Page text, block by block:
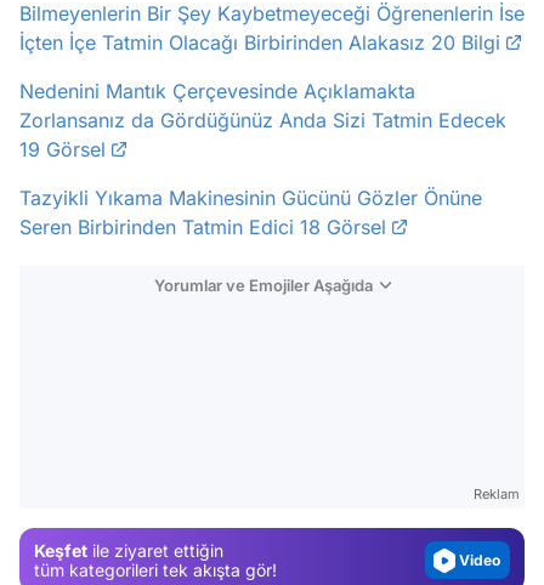
Bilmeyenlerin Bir Şey Kaybetmeyeceği Öğrenenlerin İse
İçten İçe Tatmin Olacağı Birbirinden Alakasız 20 Bilgi
Nedenini Mantık Çerçevesinde Açıklamakta
Zorlansanız da Gördüğünüz Anda Sizi Tatmin Edecek
19 Görsel
Tazyikli Yıkama Makinesinin Gücünü Gözler Önüne
Seren Birbirinden Tatmin Edici 18 Görsel
Yorumlar ve Emojiler Aşağıda
Reklam
Keşfet ile ziyaret ettiğin
tüm kategorileri tek akışta gör!
Test